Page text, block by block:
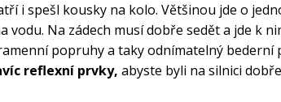
i spešl kousky na kolo. Většinou jde o
vodu. Na zádech musí dobře sedět a jde k
popruhy a taky odnímatelný bederní
reflexní prvky, abyste byli na silnici